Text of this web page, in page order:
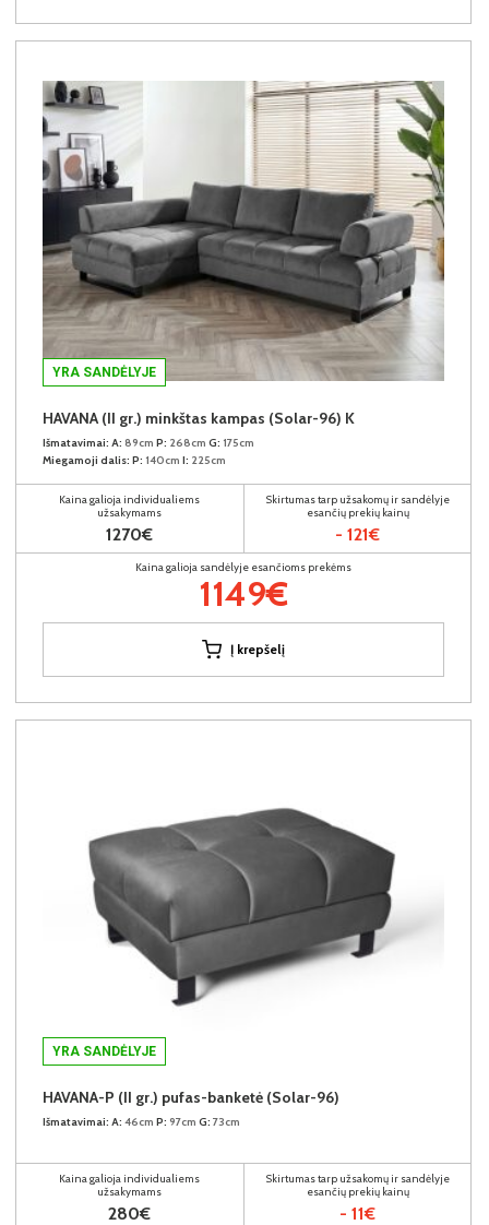
YRA SANDĖLYJE
HAVANA (II gr.) minkštas kampas (Solar-96) K
Išmatavimai: A: 89cm P: 268cm G: 175cm
Miegamoji dalis: P: 140cm I: 225cm
Kaina galioja individualiems
užsakymams
1270€
Skirtumas tarp užsakomų ir sandėlyje
esančių prekių kainų
- 121€
Kaina galioja sandėlyje esančioms prekėms
1149€
Į krepšelį
YRA SANDĖLYJE
HAVANA-P (II gr.) pufas-banketė (Solar-96)
Išmatavimai: A: 46cm P: 97cm G: 73cm
Kaina galioja individualiems
užsakymams
280€
Skirtumas tarp užsakomų ir sandėlyje
esančių prekių kainų
- 11€